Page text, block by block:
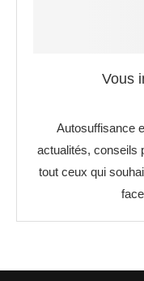
Vous
Autosuffisance
actualités, conseils
tout ceux qui